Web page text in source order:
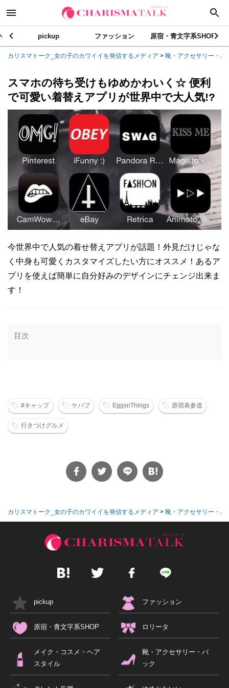
pickup ファッション 原宿・青文字系SHOP
カリスマトーク_女の子のカワイイを発信するメディア > 靴・アクセサリー・バ
スマホの待ち受けもゆめかわいく☆ 便利
で可愛い着替えアプリが世界中で大人気!?
今世界中で人気の着せ替えアプリが話題！外見だけじゃな
く中身も可愛くカスタマイズしたい方にオススメ！あるア
プリを使えば簡単に自分好みのデザインにチェンジ出来ま
す！
目次
#キャップ ケバブ EggsnThings 原宿表参道
行きつけグルメ
カリスマトーク_女の子のカワイイを発信するメディア > 靴・アクセサリー・バ
pickup ファッション
原宿・青文字系SHOP ロリータ
メイク・コスメ・ヘア
スタイル
靴・アクセサリー・バ
ック